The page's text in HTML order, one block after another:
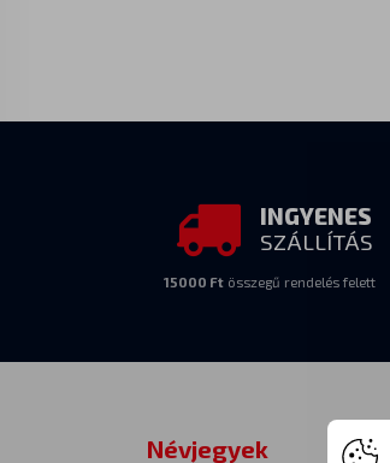
INGYENES
SZÁLLÍTÁS
15000 Ftösszegű rendelés felett
Névjegyek